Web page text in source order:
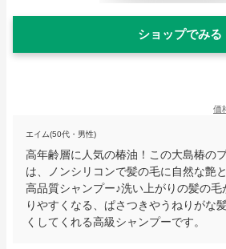
ショップでみる
価
エイム(50代・男性)
高年齢層に人気の椿油！この大島椿の
は、ノンシリコンで髪の毛に自然な艶
高品質シャンプー♪洗い上がりの髪の毛
りやすくなる、ぱさつきやうねりがな
くしてくれる高級シャンプーです。